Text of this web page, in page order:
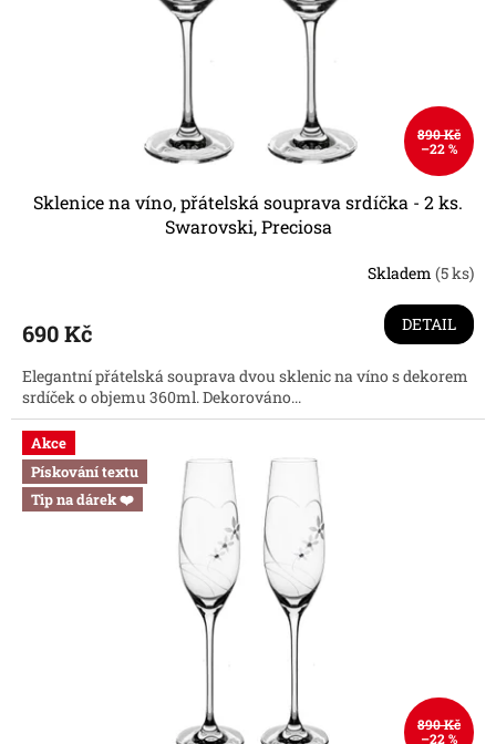
890 Kč
–22 %
Sklenice na víno, přátelská souprava srdíčka - 2 ks.
Swarovski, Preciosa
je
z
5
hvězdiček.
Skladem(5 ks)
690 Kč DETAIL
Elegantní přátelská souprava dvou sklenic na víno s dekorem
srdíček o objemu 360ml. Dekorováno...
Akce
Pískování textu
Tip na dárek ❤️
890 Kč
–22 %